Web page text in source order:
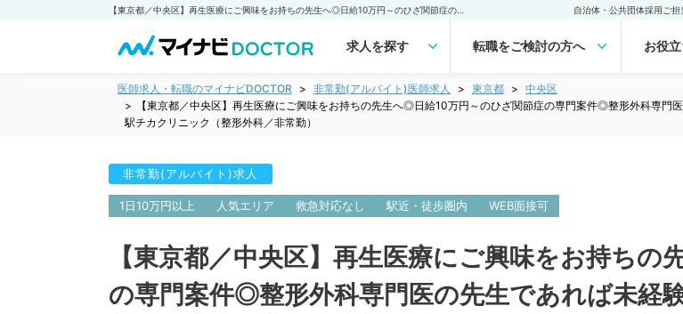
自治体・公共団体採用ご担
求人を探す 転職をご検討の方へ お役
医師求人・転職のマイナビDOCTOR 非常勤(アルバイト)医師求人 東京都
中央区
【東京都／中央区】再生医療にご興味をお持ちの先生へ◎日給10万円～のひざ関節症の専門案件◎整形外科専
駅チカクリニック（整形外科／非常勤）
非常勤(アルバイト)求人
1日10万円以上 人気エリア 救急対応なし 駅近・徒歩圏内 WEB面接可
【東京都／中央区】再生医療にご興味をお持ち
の専門案件◎整形外科専門医の先生であれば未経